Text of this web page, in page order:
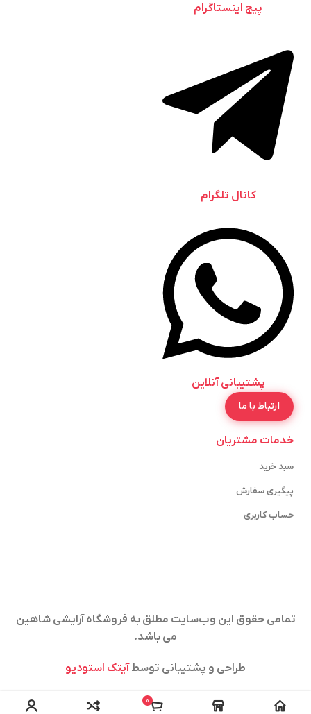
پیج اینستاگرام
کانال تلگرام
پشتیبانی آنلاین
ارتباط با ما
خدمات مشتریان
سبد خرید
پیگیری سفارش
حساب کاربری
تمامی حقوق این وب‌سایت مطلق به فروشگاه آرایشی شاهین
می باشد.
طراحی و پشتیبانی توسطآیتک استودیو
0